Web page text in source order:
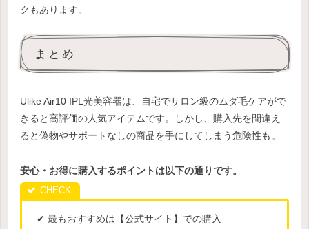
クもあります。
まとめ
Ulike Air10 IPL光美容器は、自宅でサロン級のムダ毛ケアがで
きると高評価の人気アイテムです。しかし、購入先を間違え
ると偽物やサポートなしの商品を手にしてしまう危険性も。
安心・お得に購入するポイントは以下の通りです。
✔ 最もおすすめは【公式サイト】での購入